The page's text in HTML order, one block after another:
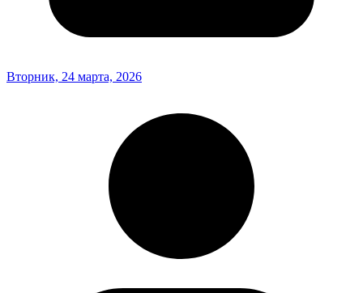
Вторник, 24 марта, 2026